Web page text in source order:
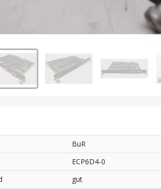
BuR
ECP6D4-0
gut